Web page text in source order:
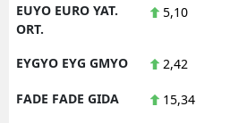
EUYO EURO YAT.
ORT.
5,10
EYGYO EYG GMYO 2,42
FADE FADE GIDA 15,34